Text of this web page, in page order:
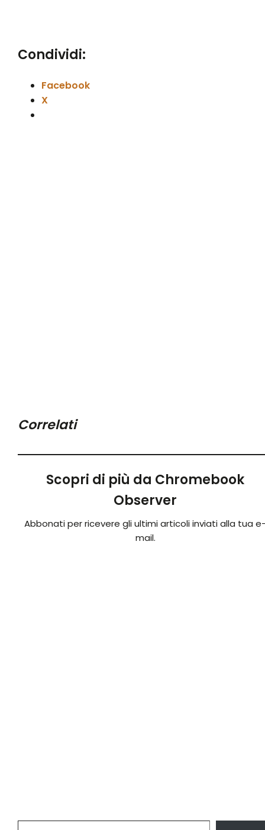
Condividi:
Facebook
X
Correlati
Scopri di più da Chromebook
Observer
Abbonati per ricevere gli ultimi articoli inviati alla tua
mail.
Digita la tua e-mail...